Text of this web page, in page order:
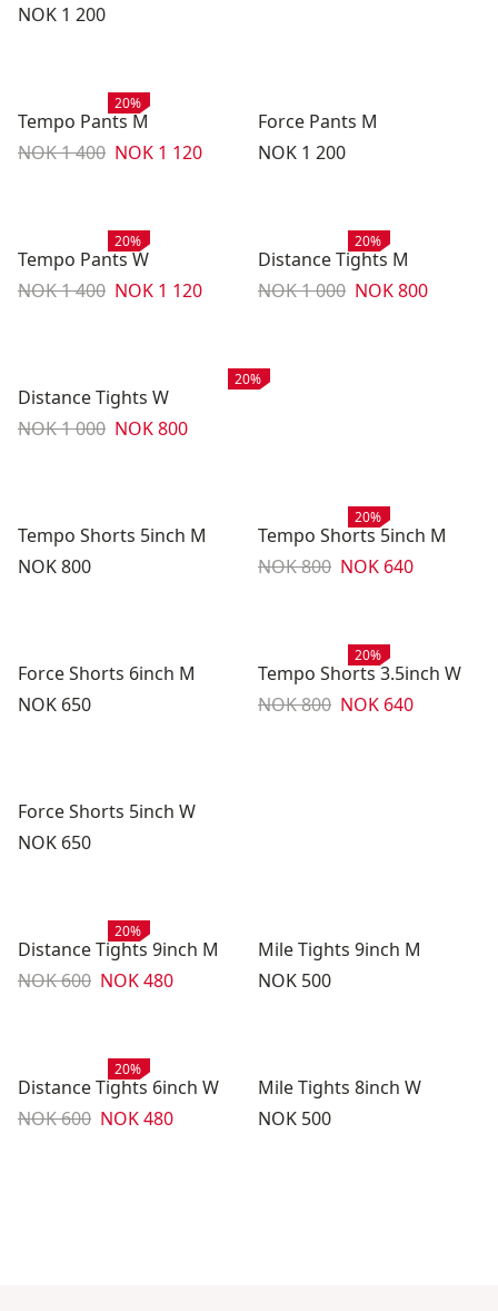
Pris:
NOK 1 200
Salg:
20%
Tempo Pants M
Originalpris:
NOK 1 400 Salgspris:
NOK 1 120
Force Pants M
Pris:
NOK 1 200
Salg:
20%
Tempo Pants W
Originalpris:
NOK 1 400 Salgspris:
NOK 1 120
Salg:
20%
Distance Tights M
Originalpris:
NOK 1 000 Salgspris
NOK 800
Salg:
20%
Distance Tights W
Originalpris:
NOK 1 000 Salgspris
NOK 800
Tempo Shorts 5inch M
Pris:
NOK 800
Salg:
20%
Tempo Shorts 5inch M
Originalpris:
NOK 800 Salgspris
NOK 640
Force Shorts 6inch M
Pris:
NOK 650
Salg:
20%
Tempo Shorts 3.5inch W
Originalpris:
NOK 800 Salgspris
NOK 640
Force Shorts 5inch W
Pris:
NOK 650
Salg:
20%
Distance Tights 9inch M
Originalpris:
NOK 600 Salgspris
NOK 480
Mile Tights 9inch M
Pris:
NOK 500
Salg:
20%
Distance Tights 6inch W
Originalpris:
NOK 600 Salgspris
NOK 480
Mile Tights 8inch W
Pris:
NOK 500